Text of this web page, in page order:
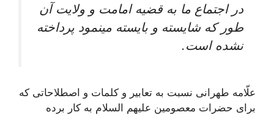
در اجتماع ما به قضيه امامت و ولايت آن
طور كه شايسته و بايسته می‏نمود پرداخته
نشده است.
علّامه طهرانى نسبت به تعابير و كلمات و اصطلاحاتى كه
براى حضرات معصومين علیهم السلام به كار برده